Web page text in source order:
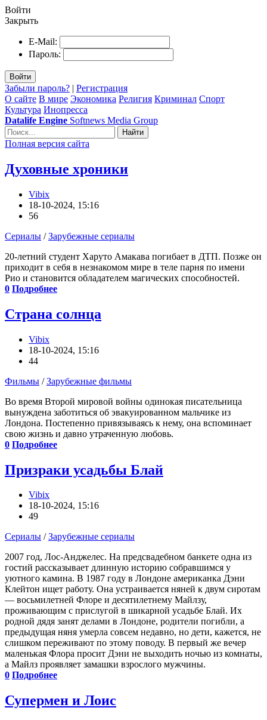
Войти
Закрыть
E-Mail:
Пароль:
Войти
Забыли пароль? | Регистрация
О сайте В мире Экономика Религия Криминал Спорт
Культура Инопресса
Datalife Engine Softnews Media Group
Найти
Полная версия сайта
Духовные хроники
Vibix
18-10-2024, 15:16
56
Сериалы /Зарубежные сериалы
20-летний студент Харуто Амакава погибает в ДТП. Позже он
приходит в себя в незнакомом мире в теле парня по имени
Рио и становится обладателем магических способностей.
0 Подробнее
Страна солнца
Vibix
18-10-2024, 15:16
44
Фильмы /Зарубежные фильмы
Во время Второй мировой войны одинокая писательница
вынуждена заботиться об эвакуированном мальчике из
Лондона. Постепенно привязываясь к нему, она вспоминает
свою жизнь и давно утраченную любовь.
0 Подробнее
Призраки усадьбы Блай
Vibix
18-10-2024, 15:16
49
Сериалы /Зарубежные сериалы
2007 год, Лос-Анджелес. На предсвадебном банкете одна из
гостий рассказывает длинную историю собравшимся у
уютного камина. В 1987 году в Лондоне американка Дэни
Клейтон ищет работу. Она устраивается няней к двум сиротам
— восьмилетней Флоре и десятилетнему Майлзу,
проживающим с прислугой в шикарной усадьбе Блай. Их
родной дядя занят делами в Лондоне, родители погибли, а
предыдущая няня умерла совсем недавно, но дети, кажется, не
слишком переживают по этому поводу. В первый же вечер
маленькая Флора просит Дэни не выходить ночью из комнаты,
а Майлз проявляет замашки взрослого мужчины.
0 Подробнее
Супермен и Лоис